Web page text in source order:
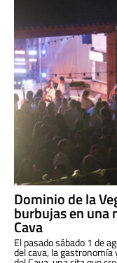
Dominio de la
burbujas en una
Cava
El pasado sábado 1 de
del cava, la gastronomía